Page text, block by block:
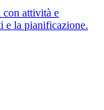
con attività e
e la pianificazione.